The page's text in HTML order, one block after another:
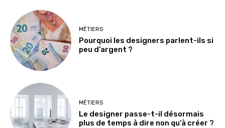
MÉTIERS
Pourquoi les designers parlent-ils si
peu d’argent ?
MÉTIERS
Le designer passe-t-il désormais
plus de temps à dire non qu’à créer ?